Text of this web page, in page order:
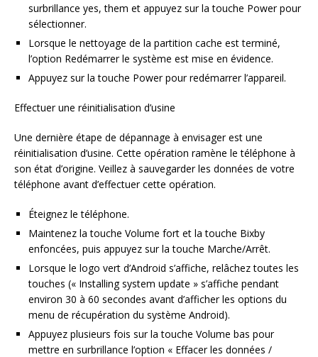
surbrillance yes, them et appuyez sur la touche Power pour
sélectionner.
Lorsque le nettoyage de la partition cache est terminé,
l’option Redémarrer le système est mise en évidence.
Appuyez sur la touche Power pour redémarrer l’appareil.
Effectuer une réinitialisation d’usine
Une dernière étape de dépannage à envisager est une
réinitialisation d’usine. Cette opération ramène le téléphone à
son état d’origine. Veillez à sauvegarder les données de votre
téléphone avant d’effectuer cette opération.
Éteignez le téléphone.
Maintenez la touche Volume fort et la touche Bixby
enfoncées, puis appuyez sur la touche Marche/Arrêt.
Lorsque le logo vert d’Android s’affiche, relâchez toutes les
touches (« Installing system update » s’affiche pendant
environ 30 à 60 secondes avant d’afficher les options du
menu de récupération du système Android).
Appuyez plusieurs fois sur la touche Volume bas pour
mettre en surbrillance l’option « Effacer les données /